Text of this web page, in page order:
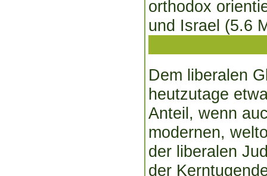
orthodox
und Israel (5.6
Dem liberalen
heutzutage
Anteil, wenn
modernen,
der liberalen
der